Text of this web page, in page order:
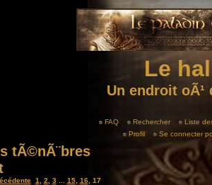
Le
Un endroit
FAQ Rechercher
Liste
Profil
Se connecter
tÃ©nÃ¨bres
1 2 3 15, 16, 17